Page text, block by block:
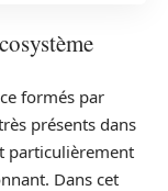
formés par
présents dans
particulièrement
Dans cet